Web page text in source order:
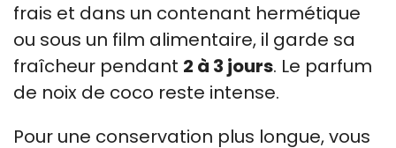
frais et dans un contenant hermétique
ou sous un film alimentaire, il garde sa
fraîcheur pendant 2 à 3 jours. Le parfum
de noix de coco reste intense.
Pour une conservation plus longue, vous